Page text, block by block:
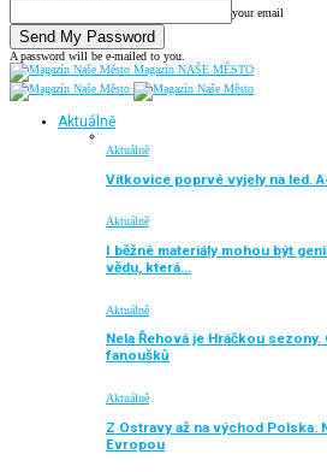
your email
A password will be e-mailed to you.
Magazín NAŠE MĚSTO
Aktuálně
Aktuálně
Vítkovice poprvé vyjely na led.
Aktuálně
I běžné materiály mohou být
vědu, která…
Aktuálně
Nela Řehová je Hráčkou
fanoušků
Aktuálně
Z Ostravy až na východ Polska.
Evropou